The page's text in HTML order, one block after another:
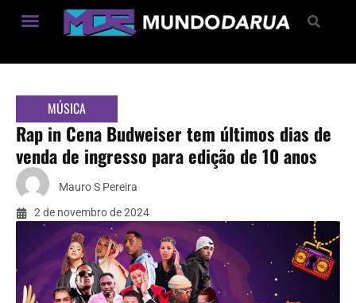
MÚSICA
Rap in Cena Budweiser tem últimos dias de
venda de ingresso para edição de 10 anos
Mauro S Pereira
2 de novembro de 2024